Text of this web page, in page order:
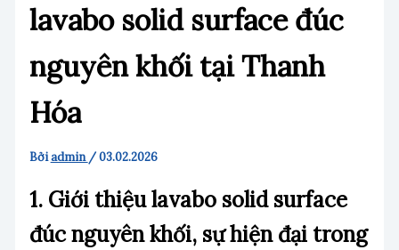
lavabo solid surface đúc
nguyên khối tại Thanh
Hóa
Bởiadmin /03.02.2026
1. Giới thiệu lavabo solid surface
đúc nguyên khối, sự hiện đại trong